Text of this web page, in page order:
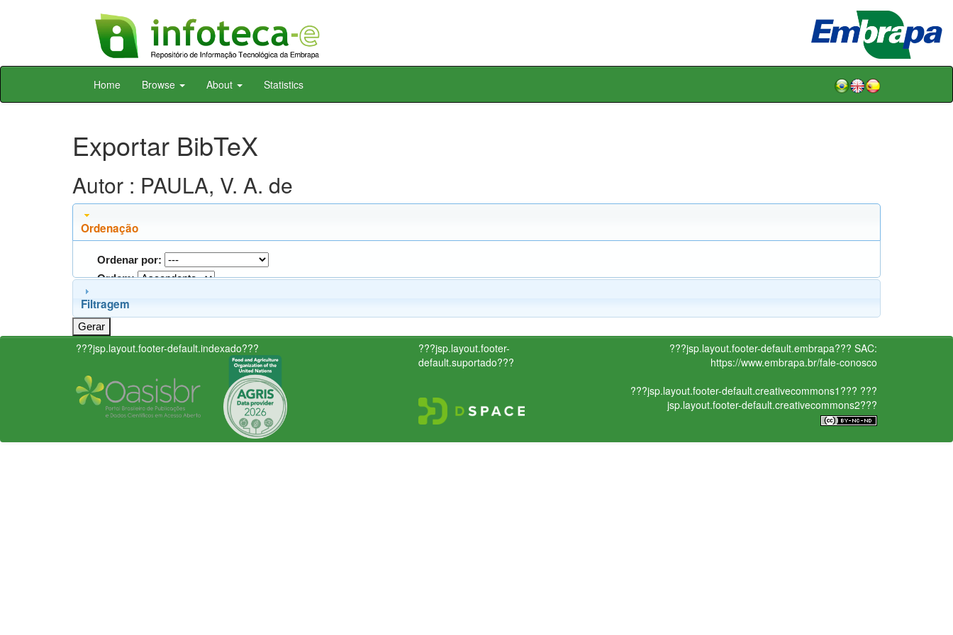
Skip
Home Browse About Statistics
Exportar BibTeX
Autor : PAULA, V. A. de
Ordenação
Ordenar por:
Ordem:
Filtragem
???jsp.layout.footer-default.indexado???
???jsp.layout.footer-
default.suportado???
???jsp.layout.footer-default.embrapa??? SAC:
https://www.embrapa.br/fale-conosco
???jsp.layout.footer-default.creativecommons1??? ???
jsp.layout.footer-default.creativecommons2???